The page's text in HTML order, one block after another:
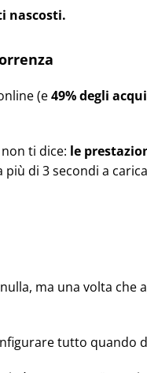
nascosti.
(e49% degli
ti dice: le
di 3 secondi a
ma una volta
tutto quando